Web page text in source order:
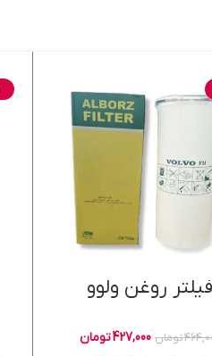
فیلتر روغن ولوو
تومان 427,000تومان